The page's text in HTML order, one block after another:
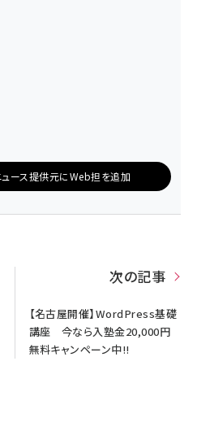
ース提供元にWeb担を追加
次の記事
【名古屋開催】WordPress基礎
講座 今なら入塾金20,000円
無料キャンペーン中!!